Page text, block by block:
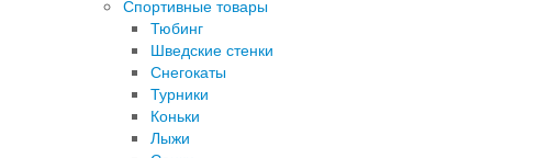
Спортивные товары
Тюбинг
Шведские стенки
Снегокаты
Турники
Коньки
Лыжи